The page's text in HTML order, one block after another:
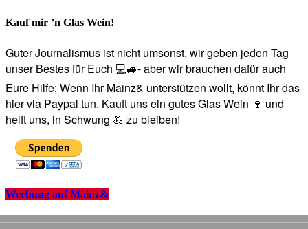
Kauf mir ’n Glas Wein!
Guter Journalismus ist nicht umsonst, wir geben jeden Tag
unser Bestes für Euch 💻🚙- aber wir brauchen dafür auch
Eure Hilfe: Wenn Ihr Mainz& unterstützen wollt, könnt Ihr das
hier via Paypal tun. Kauft uns ein gutes Glas Wein 🍷 und
helft uns, in Schwung 💪 zu bleiben!
Werbung auf Mainz&